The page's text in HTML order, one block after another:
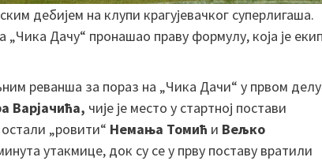
дебијем на клупи крагујевачког суперлигаша.
Дачу“ пронашао праву формулу, која је
реванша за пораз на „Чика Дачи“ у првом делу
Варјачића, чије је место у стартној постави
„ровити“ Немања Томић и Вељко
утакмице, док су се у прву поставу вратили